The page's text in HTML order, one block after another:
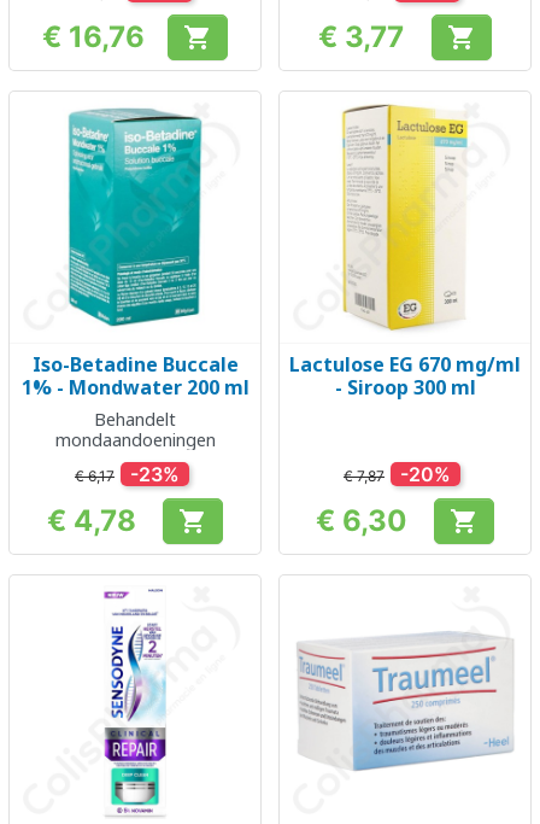
Prijs
€ 16,76  Prijs
€ 3,77 
Iso-Betadine Buccale
1% - Mondwater 200 ml
Behandelt
mondaandoeningen
€ 6,17 -23%
Prijs
€ 4,78 
Lactulose EG 670 mg/ml
- Siroop 300 ml
€ 7,87 -20%
Prijs
€ 6,30 